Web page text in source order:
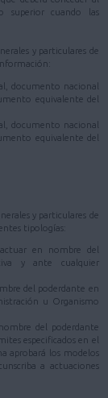
superior cuando las
y particulares de
documento nacional
equivalente del
documento nacional
equivalente del
y particulares de
tipologías:
en nombre del
y ante cualquier
del poderdante en
u Organismo
del poderdante
especificados en el
aprobará los modelos
a actuaciones